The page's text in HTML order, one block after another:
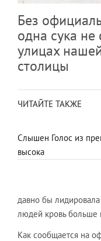
Без
одна сука не
улицах
столицы
ЧИТАЙТЕ ТАКЖЕ
Слышен Голос из
высока
давно бы
людей кровь больше
Как сообщается на